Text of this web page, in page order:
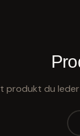
produkt du